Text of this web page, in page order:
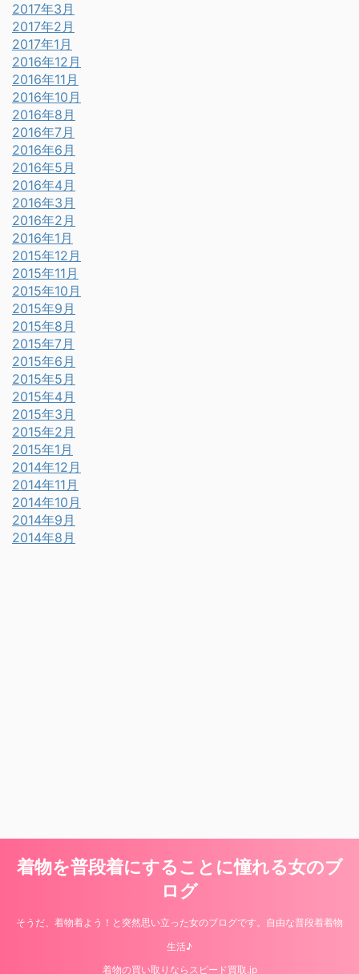
2017年3月
2017年2月
2017年1月
2016年12月
2016年11月
2016年10月
2016年8月
2016年7月
2016年6月
2016年5月
2016年4月
2016年3月
2016年2月
2016年1月
2015年12月
2015年11月
2015年10月
2015年9月
2015年8月
2015年7月
2015年6月
2015年5月
2015年4月
2015年3月
2015年2月
2015年1月
2014年12月
2014年11月
2014年10月
2014年9月
2014年8月
着物を普段着にすることに憧れる女のブ
ログ
そうだ、着物着よう！と突然思い立った女のブログです。自由な普段着着物
生活♪
着物の買い取りならスピード買取.jp